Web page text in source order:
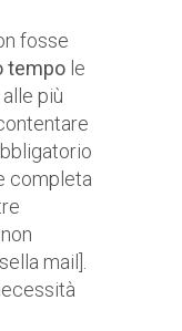
fosse
tempo le
più
completa
mail].